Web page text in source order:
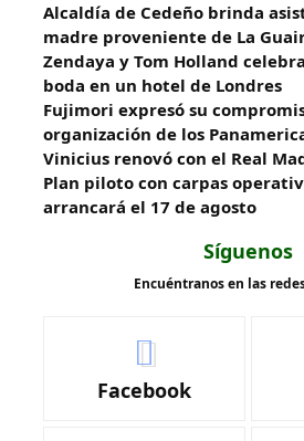
Alcaldía de Cedeño brinda
madre proveniente de La
Zendaya y Tom Holland
boda en un hotel de Londres
Fujimori expresó su
organización de los
Vinicius renovó con el Real
Plan piloto con carpas
arrancará el 17 de agosto
Síguenos
Encuéntranos en las
Facebook